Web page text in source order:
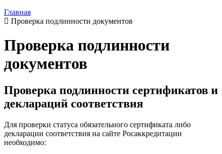
Главная
Проверка подлинности документов
Проверка подлинности
документов
Проверка подлинности сертификатов и
деклараций соответствия
Для проверки статуса обязательного сертификата либо
декларации соответствия на сайте Росаккредитации
необходимо: